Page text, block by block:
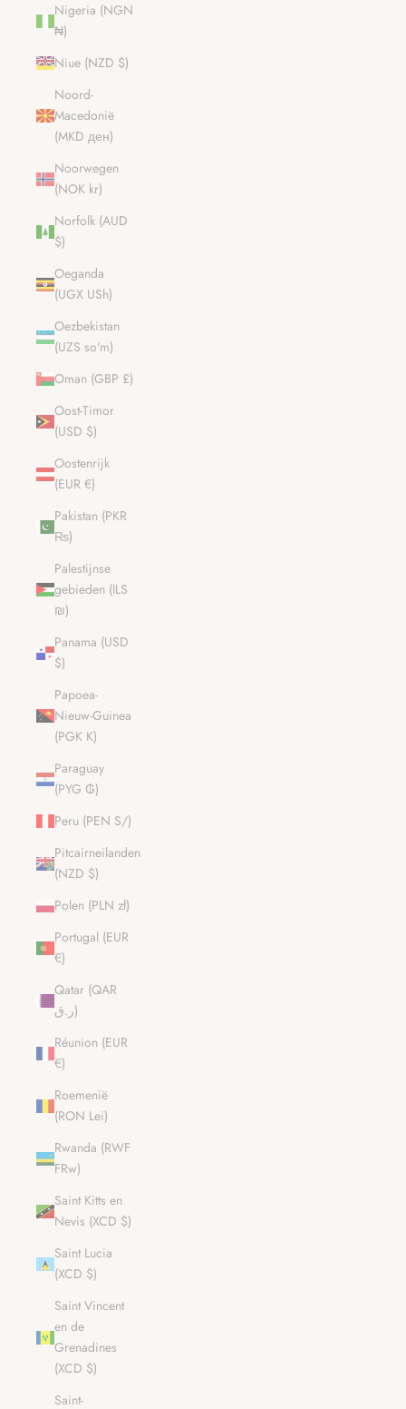
Nigeria (NGN
₦)
Niue (NZD $)
Noord-
Macedonië
(MKD ден)
Noorwegen
(NOK kr)
Norfolk (AUD
$)
Oeganda
(UGX USh)
Oezbekistan
(UZS so'm)
Oman (GBP £)
Oost-Timor
(USD $)
Oostenrijk
(EUR €)
Pakistan (PKR
₨)
Palestijnse
gebieden (ILS
₪)
Panama (USD
$)
Papoea-
Nieuw-Guinea
(PGK K)
Paraguay
(PYG ₲)
Peru (PEN S/)
Pitcairneilanden
(NZD $)
Polen (PLN zł)
Portugal (EUR
€)
Qatar (QAR
ر.ق)
Réunion (EUR
€)
Roemenië
(RON Lei)
Rwanda (RWF
FRw)
Saint Kitts en
Nevis (XCD $)
Saint Lucia
(XCD $)
Saint Vincent
en de
Grenadines
(XCD $)
Saint-